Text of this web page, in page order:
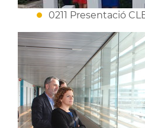
0211 Presentació